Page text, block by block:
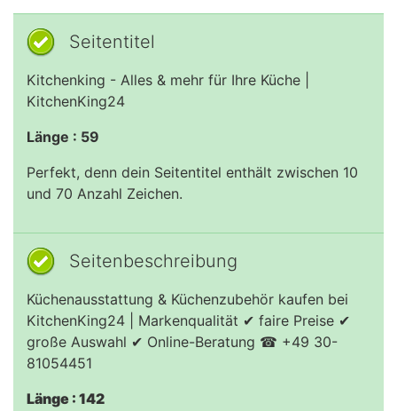
Seitentitel
Kitchenking - Alles & mehr für Ihre Küche |
KitchenKing24
Länge : 59
Perfekt, denn dein Seitentitel enthält zwischen 10
und 70 Anzahl Zeichen.
Seitenbeschreibung
Küchenausstattung & Küchenzubehör kaufen bei
KitchenKing24 | Markenqualität ✔ faire Preise ✔
große Auswahl ✔ Online-Beratung ☎ +49 30-
81054451
Länge : 142